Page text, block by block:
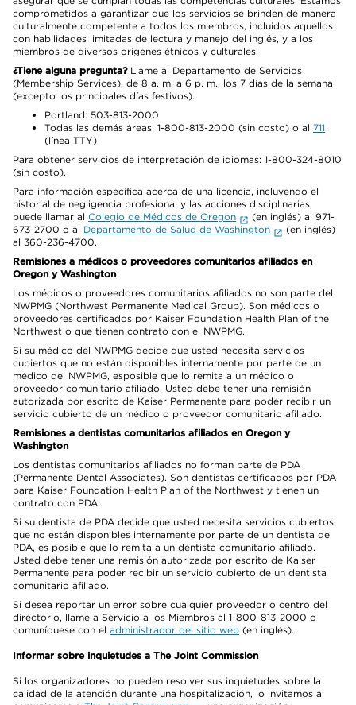
comprometidos a garantizar que los servicios se brinden de manera
culturalmente competente a todos los miembros, incluidos aquellos
con habilidades limitadas de lectura y manejo del inglés, y a los
miembros de diversos orígenes étnicos y culturales.
¿Tiene alguna pregunta?Llame al Departamento de Servicios
(Membership Services), de 8 a. m. a 6 p. m., los 7 días de la semana
(excepto los principales días festivos).
Portland: 503-813-2000
Todas las demás áreas: 1-800-813-2000 (sin costo) o al 711
(línea TTY)
Para obtener servicios de interpretación de idiomas: 1-800-324-8010
(sin costo).
Para información específica acerca de una licencia, incluyendo el
historial de negligencia profesional y las acciones disciplinarias,
puede llamar al Colegio de Médicos de Oregon
(en inglés) al 971-
673-2700 o al Departamento de Salud de Washington
(en inglés)
al 360-236-4700.
Remisiones a médicos o proveedores comunitarios afiliados en
Oregon y Washington
Los médicos o proveedores comunitarios afiliados no son parte del
NWPMG (Northwest Permanente Medical Group). Son médicos o
proveedores certificados por Kaiser Foundation Health Plan of the
Northwest o que tienen contrato con el NWPMG.
Si su médico del NWPMG decide que usted necesita servicios
cubiertos que no están disponibles internamente por parte de un
médico del NWPMG, esposible que lo remita a un médico o
proveedor comunitario afiliado. Usted debe tener una remisión
autorizada por escrito de Kaiser Permanente para poder recibir un
servicio cubierto de un médico o proveedor comunitario afiliado.
Remisiones a dentistas comunitarios afiliados en Oregon y
Washington
Los dentistas comunitarios afiliados no forman parte de PDA
(Permanente Dental Associates). Son dentistas certificados por PDA
para Kaiser Foundation Health Plan of the Northwest y tienen un
contrato con PDA.
Si su dentista de PDA decide que usted necesita servicios cubiertos
que no están disponibles internamente por parte de un dentista de
PDA, es posible que lo remita a un dentista comunitario afiliado.
Usted debe tener una remisión autorizada por escrito de Kaiser
Permanente para poder recibir un servicio cubierto de un dentista
comunitario afiliado.
Si desea reportar un error sobre cualquier proveedor o centro del
directorio, llame a Servicio a los Miembros al 1-800-813-2000 o
comuníquese con el administrador del sitio web (en inglés).
Informar sobre inquietudes a The Joint Commission
Si los organizadores no pueden resolver sus inquietudes sobre la
calidad de la atención durante una hospitalización, lo invitamos a